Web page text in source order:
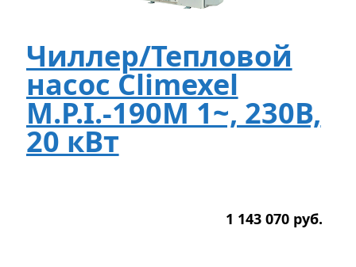
Чиллер/Тепловой
насос Climexel
M.P.I.-190M 1~, 230В,
20 кВт
1 143 070 руб.